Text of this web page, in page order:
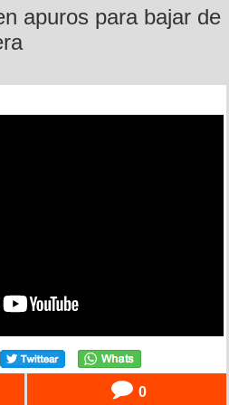
apuros para bajar de
0